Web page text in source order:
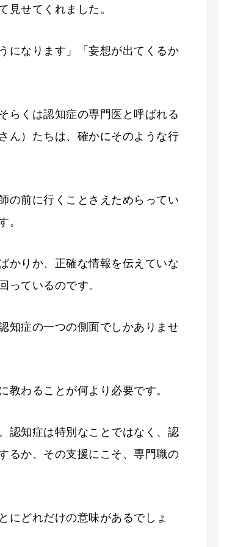
見せてくれました。
になります」「妄想が出てくるか
らくは認知症の専門医と呼ばれる
ん）たちは、確かにそのような行
の前に行くことさえためらってい
。
かりか、正確な情報を伝えていな
っているのです。
知症の一つの側面でしかありませ
教わることが何より必要です。
認知症は特別なことではなく、認
るか、その支援にこそ、専門職の
にどれだけの意味があるでしょ